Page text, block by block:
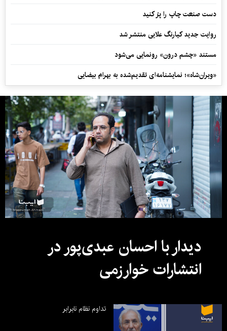
دست صنعت چاپ را پرُ کنید
روایت جدید کیارنگ علایی منتشر شد
مستند «چشم درون» رونمایی می‌شود
«ویران‌شاه»؛ نمایشنامه‌ای تقدیم‌شده به بهرام بیضایی
دیدار با احسان عبدی‌پور در
انتشارات خوارزمی
تداوم نظام نابرابر